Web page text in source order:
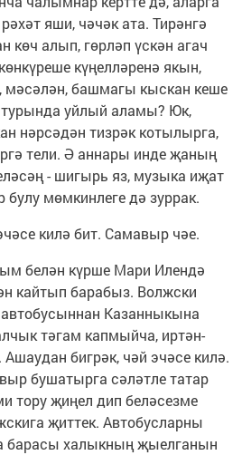
яши, чәчәк ата. Тирәнгә
көч алып, гөрләп үскән агач
күңелләренә якын,
мәсәлән, башмагы кыскан кеше
уйлый аламы? Юк,
нәрсәдән тизрәк котылырга,
тели. Ә аннары инде җаның
- шигырь яз, музыка иҗат
булу мөмкинлеге дә зуррак.
килә бит. Самавыр чәе.
белән күрше Мари Илендә
кайтып барабыз. Волжски
Казанныкына
тәгам капмыйча, иртән-
бигрәк, чәй эчәсе килә.
бушатырга сәләтле татар
тору җиңел дип беләсезме
җиттек. Автобусларны
барасы халыкның җыелганын